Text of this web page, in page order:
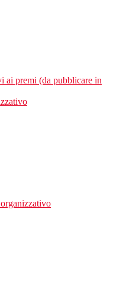
ai premi (da pubblicare in